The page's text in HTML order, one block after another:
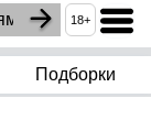
18+
Подборки